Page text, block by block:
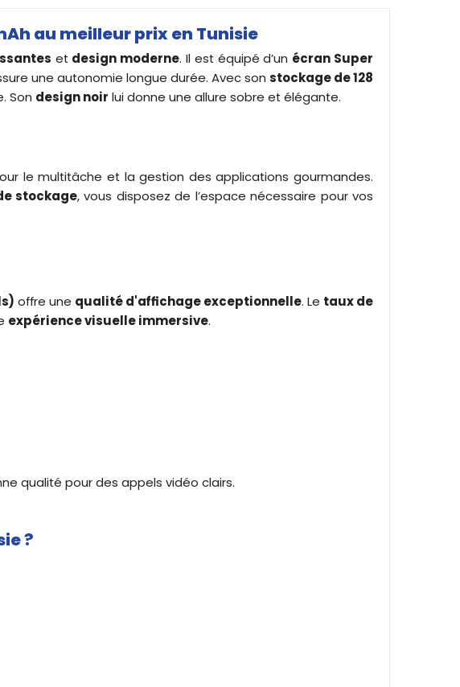
au meilleur prix en Tunisie
et design moderne. Il est équipé d’un écran Super
une autonomie longue durée. Avec son stockage de 128
Son design noir lui donne une allure sobre et élégante.
le multitâche et la gestion des applications gourmandes.
stockage, vous disposez de l’espace nécessaire pour vos
offre une qualité d'affichage exceptionnelle. Le taux de
expérience visuelle immersive.
qualité pour des appels vidéo clairs.
?